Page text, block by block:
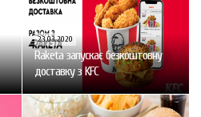
23.03.2020
Raketa запускає безкоштовну
доставку з KFC